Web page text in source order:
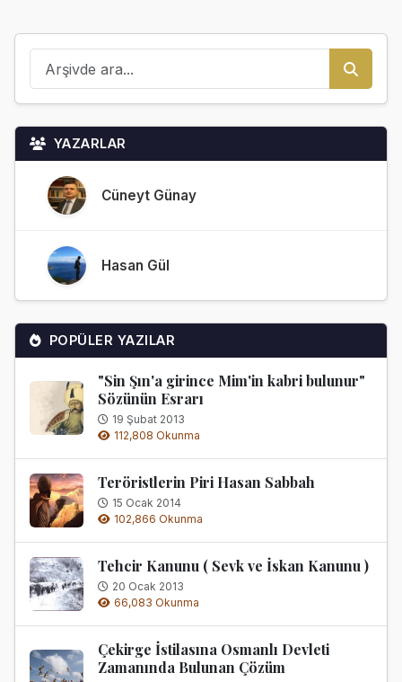
YAZARLAR
Cüneyt Günay
Hasan Gül
POPÜLER YAZILAR
"Sin Şın'a girince Mim'in kabri bulunur"
Sözünün Esrarı
19 Şubat 2013
112,808 Okunma
Teröristlerin Piri Hasan Sabbah
15 Ocak 2014
102,866 Okunma
Tehcir Kanunu ( Sevk ve İskan Kanunu )
20 Ocak 2013
66,083 Okunma
Çekirge İstilasına Osmanlı Devleti
Zamanında Bulunan Çözüm